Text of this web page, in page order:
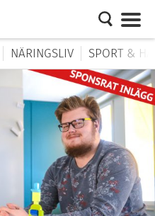
NÄRINGSLIV SPORT &